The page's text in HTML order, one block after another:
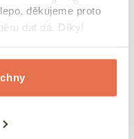
děkujeme proto
dat dá. Díky!